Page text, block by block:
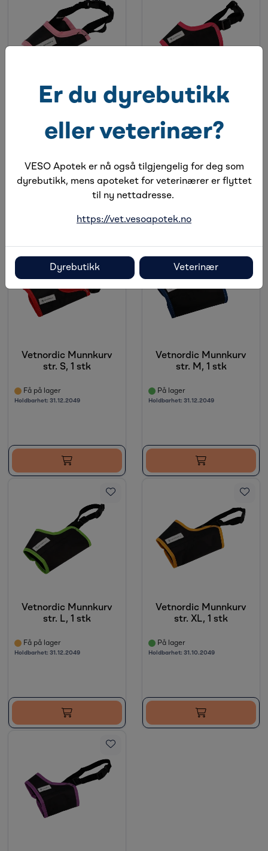
Vetnordic Munnkurv
Få på lager
Vetnordic Munnkurv
Få på lager
Vetnordic Munnkurv
str. S, 1 stk
Få på lager
Holdbarhet: 31.12.2049
Vetnordic Munnkurv
str. M, 1 stk
På lager
Holdbarhet: 31.12.2049
Vetnordic Munnkurv
str. L, 1 stk
Få på lager
Holdbarhet: 31.12.2049
Vetnordic Munnkurv
str. XL, 1 stk
På lager
Holdbarhet: 31.10.2049
Er du dyrebutikk
eller veterinær?
VESO Apotek er nå også tilgjengelig for deg som
dyrebutikk, mens apoteket for veterinærer er flyttet
til ny nettadresse.
https://vet.vesoapotek.no
Dyrebutikk Veterinær